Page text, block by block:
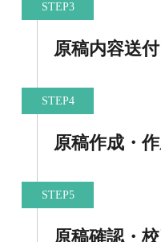
STEP3
原稿内容送付
STEP4
原稿作成・
STEP5
原稿確認・